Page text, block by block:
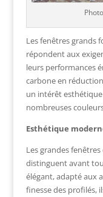
Les fenêtres grands
répondent aux
leurs performances
carbone en
un intérêt
nombreuses
Esthétique
Les grandes
distinguent avant
élégant, adapté aux
finesse des profilés,